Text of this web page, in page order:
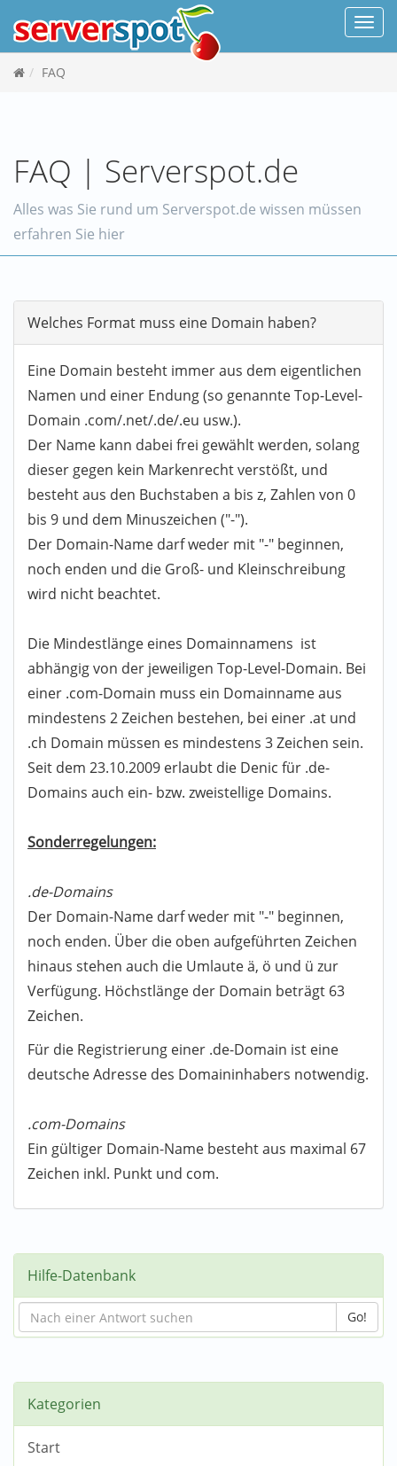
FAQ
FAQ | Serverspot.de
Alles was Sie rund um Serverspot.de wissen müssen
erfahren Sie hier
Welches Format muss eine Domain haben?
Eine Domain besteht immer aus dem eigentlichen
Namen und einer Endung (so genannte Top-Level-
Domain .com/.net/.de/.eu usw.).
Der Name kann dabei frei gewählt werden, solang
dieser gegen kein Markenrecht verstößt, und
besteht aus den Buchstaben a bis z, Zahlen von 0
bis 9 und dem Minuszeichen ("-").
Der Domain-Name darf weder mit "-" beginnen,
noch enden und die Groß- und Kleinschreibung
wird nicht beachtet.
Die Mindestlänge eines Domainnamens ist
abhängig von der jeweiligen Top-Level-Domain. Bei
einer .com-Domain muss ein Domainname aus
mindestens 2 Zeichen bestehen, bei einer .at und
.ch Domain müssen es mindestens 3 Zeichen sein.
Seit dem 23.10.2009 erlaubt die Denic für .de-
Domains auch ein- bzw. zweistellige Domains.
Sonderregelungen:
.de-Domains
Der Domain-Name darf weder mit "-" beginnen,
noch enden. Über die oben aufgeführten Zeichen
hinaus stehen auch die Umlaute ä, ö und ü zur
Verfügung. Höchstlänge der Domain beträgt 63
Zeichen.
Für die Registrierung einer .de-Domain ist eine
deutsche Adresse des Domaininhabers notwendig.
.com-Domains
Ein gültiger Domain-Name besteht aus maximal 67
Zeichen inkl. Punkt und com.
Hilfe-Datenbank
Go!
Kategorien
Start